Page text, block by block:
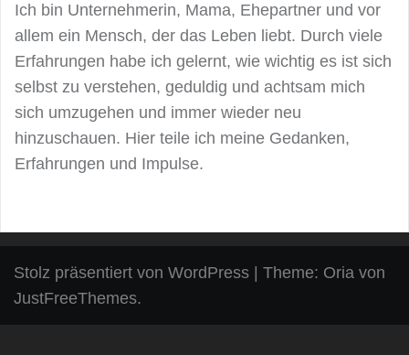
Ich bin Unternehmerin, Mama, Ehepartner und vor
allem ein Mensch, der das Leben liebt. Durch viele
Erfahrungen habe ich gelernt, wie wichtig es ist sich
selbst zu verstehen, geduldig und achtsam mich
sich umzugehen und immer wieder neu
hinzuschauen. Hier teile ich meine Gedanken,
Erfahrungen und Impulse.
Stolz präsentiert von WordPress Theme: Oria von
JustFreeThemes.